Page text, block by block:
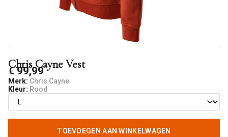
Chris Cayne Vest
€ 99,99
Merk: Chris Cayne
Kleur: Rood
TOEVOEGEN AAN WINKELWAGEN